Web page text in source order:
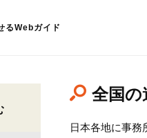
るWebガイド
全国の
日本各地に事務